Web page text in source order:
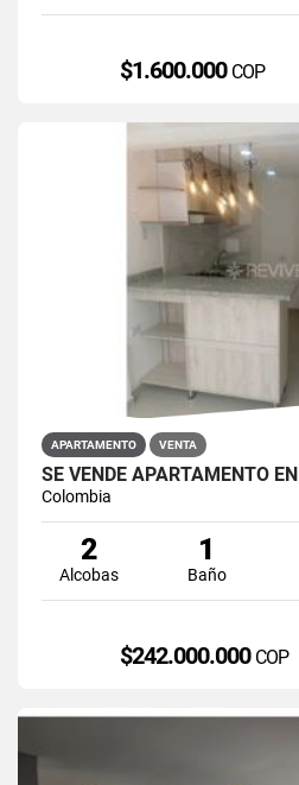
$1.600.000 COP
APARTAMENTO VENTA
Colombia
2
Alcobas
1
Baño
$242.000.000 COP